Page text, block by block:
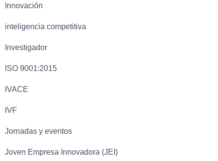
Innovación
inteligencia competitiva
Investigador
ISO 9001:2015
IVACE
IVF
Jornadas y eventos
Joven Empresa Innovadora (JEI)